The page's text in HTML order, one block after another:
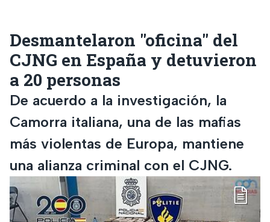
Desmantelaron "oficina" del
CJNG en España y detuvieron
a 20 personas
De acuerdo a la investigación, la
Camorra italiana, una de las mafias
más violentas de Europa, mantiene
una alianza criminal con el CJNG.